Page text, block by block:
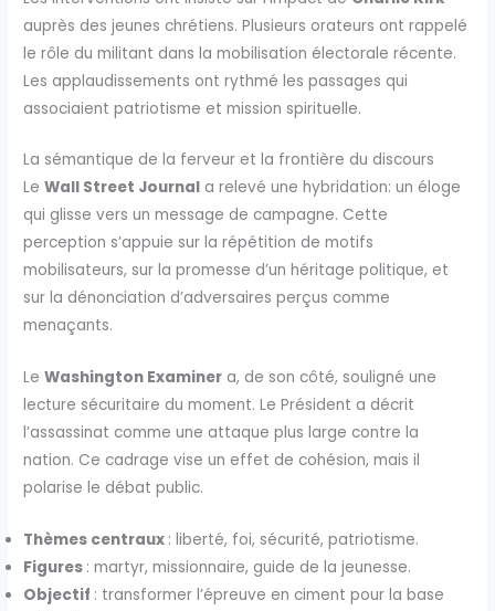
auprès des jeunes chrétiens. Plusieurs orateurs ont rappelé
le rôle du militant dans la mobilisation électorale récente.
Les applaudissements ont rythmé les passages qui
associaient patriotisme et mission spirituelle.
La sémantique de la ferveur et la frontière du discours
LeWall Street Journal a relevé une hybridation: un éloge
qui glisse vers un message de campagne. Cette
perception s’appuie sur la répétition de motifs
mobilisateurs, sur la promesse d’un héritage politique, et
sur la dénonciation d’adversaires perçus comme
menaçants.
LeWashington Examiner a, de son côté, souligné une
lecture sécuritaire du moment. Le Président a décrit
l’assassinat comme une attaque plus large contre la
nation. Ce cadrage vise un effet de cohésion, mais il
polarise le débat public.
Thèmes centraux : liberté, foi, sécurité, patriotisme.
Figures : martyr, missionnaire, guide de la jeunesse.
Objectif : transformer l’épreuve en ciment pour la base